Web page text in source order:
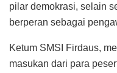
pilar demokrasi, selain
berperan sebagai
Ketum SMSI Firdaus,
masukan dari para